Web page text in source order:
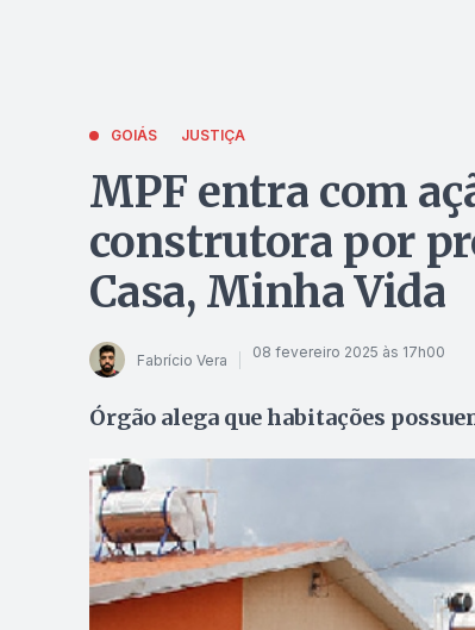
GOIÁS JUSTIÇA
MPF entra com
construtora por
Casa, Minha Vida
Fabrício Vera 08 fevereiro 2025 às 17h00
Órgão alega que habitações